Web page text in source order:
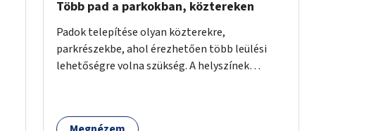
Több pad a parkokban, köztereken
Padok telepítése olyan közterekre,
parkrészekbe, ahol érezhetően több leülési
lehetőségre volna szükség. A helyszínek